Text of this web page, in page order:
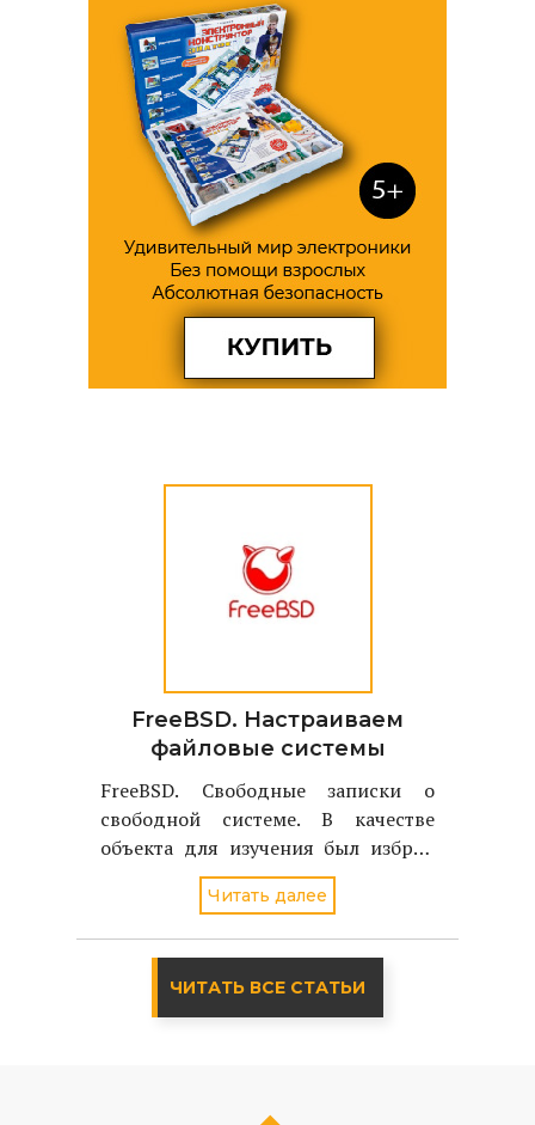
FreeBSD. Настраиваем
файловые системы
FreeBSD. Свободные записки о
свободной системе. В качестве
объекта для изучения был избран
однодисковый вариант FreeBSD
стабильной версии - 4.2
Читать далее
ЧИТАТЬ ВСЕ СТАТЬИ